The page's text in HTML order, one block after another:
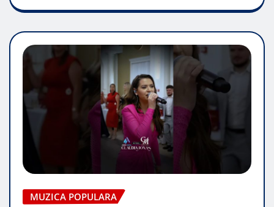
MUZICA POPULARA